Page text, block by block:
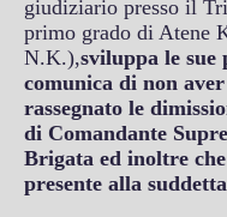
giudiziario presso il
primo grado di Atene
N.K.),sviluppa le sue
comunica di non
rassegnato le
di Comandante
Brigata ed inoltre
presente alla